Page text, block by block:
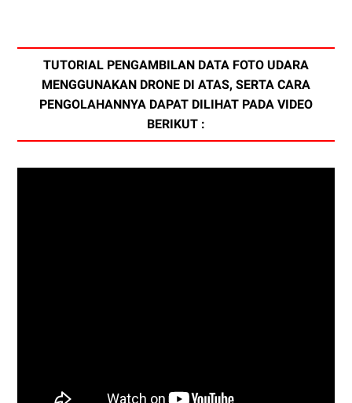
TUTORIAL PENGAMBILAN DATA FOTO UDARA
MENGGUNAKAN DRONE DI ATAS, SERTA CARA
PENGOLAHANNYA DAPAT DILIHAT PADA VIDEO
BERIKUT :